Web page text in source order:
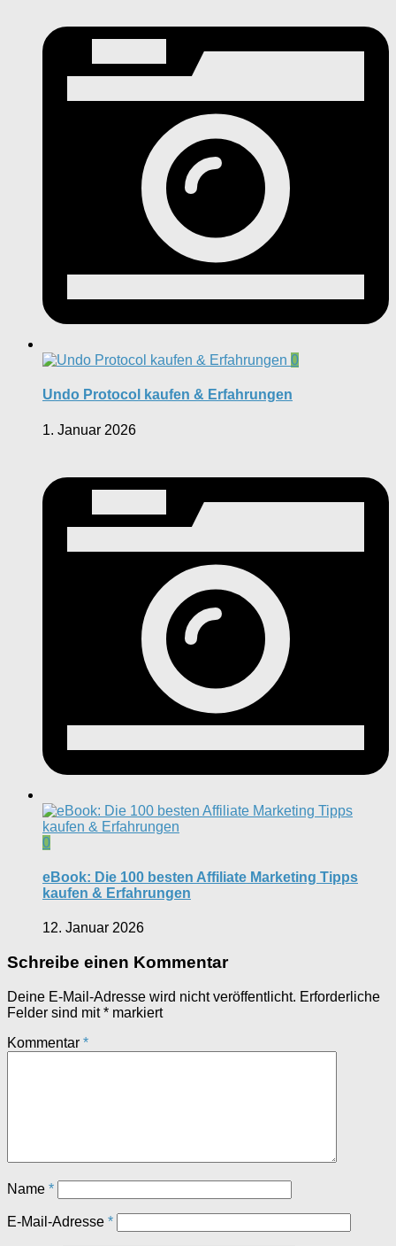
0
Undo Protocol kaufen & Erfahrungen
1. Januar 2026
0
eBook: Die 100 besten Affiliate Marketing Tipps
kaufen & Erfahrungen
12. Januar 2026
Schreibe einen Kommentar
Deine E-Mail-Adresse wird nicht veröffentlicht. Erforderliche
Felder sind mit* markiert
Kommentar *
Name *
E-Mail-Adresse *